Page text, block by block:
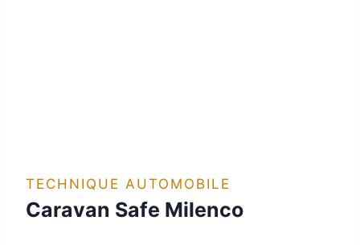
TECHNIQUE AUTOMOBILE
Caravan Safe Milenco